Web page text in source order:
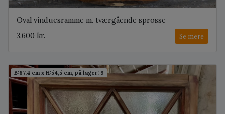
Oval vinduesramme m. tværgående sprosse
3.600 kr.
Se mere
B:67,4 cm x H:54,5 cm, på lager: 9